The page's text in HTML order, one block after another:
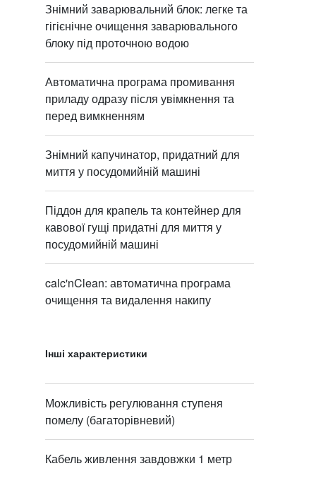
Знімний заварювальний блок: легке та
гігієнічне очищення заварювального
блоку під проточною водою
Автоматична програма промивання
приладу одразу після увімкнення та
перед вимкненням
Знімний капучинатор, придатний для
миття у посудомийній машині
Піддон для крапель та контейнер для
кавової гущі придатні для миття у
посудомийній машині
calc'nClean: автоматична програма
очищення та видалення накипу
Інші характеристики
Можливість регулювання ступеня
помелу (багаторівневий)
Кабель живлення завдовжки 1 метр